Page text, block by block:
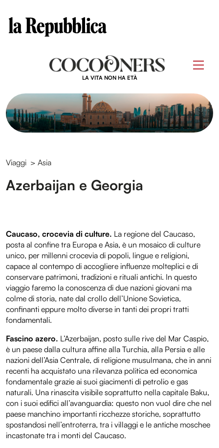
LA VITA NON HA ETÀ
Viaggi > Asia
Azerbaijan e Georgia
Caucaso, crocevia di culture. La regione del Caucaso,
posta al confine tra Europa e Asia, è un mosaico di culture
unico, per millenni crocevia di popoli, lingue e religioni,
capace al contempo di accogliere influenze molteplici e di
conservare patrimoni, tradizioni e rituali antichi. In questo
viaggio faremo la conoscenza di due nazioni giovani ma
colme di storia, nate dal crollo dell’Unione Sovietica,
confinanti eppure molto diverse in tanti dei propri tratti
fondamentali.
Fascino azero. L’Azerbaijan, posto sulle rive del Mar Caspio,
è un paese dalla cultura affine alla Turchia, alla Persia e alle
nazioni dell’Asia Centrale, di religione musulmana, che in anni
recenti ha acquistato una rilevanza politica ed economica
fondamentale grazie ai suoi giacimenti di petrolio e gas
naturali. Una rinascita visibile soprattutto nella capitale Baku,
con i suoi edifici all’avanguardia: questo non vuol dire che nel
paese manchino importanti ricchezze storiche, soprattutto
spostandosi nell’entroterra, tra i villaggi e le antiche moschee
incastonate tra i monti del Caucaso.